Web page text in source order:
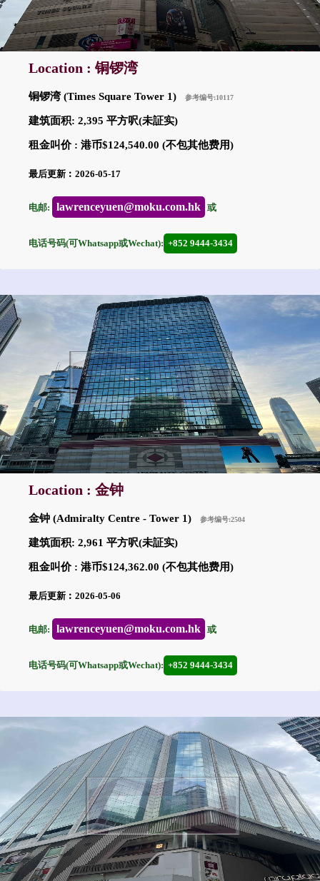
Location : 铜锣湾
铜锣湾 (Times Square Tower 1) 参考编号:10117
建筑面积: 2,395 平方呎(未証实)
租金叫价 : 港币$124,540.00 (不包其他费用)
最后更新︰2026-05-17
电邮: lawrenceyuen@moku.com.hk 或
电话号码(可Whatsapp或Wechat): +852 9444-3434
Location : 金钟
金钟 (Admiralty Centre - Tower 1) 参考编号:2504
建筑面积: 2,961 平方呎(未証实)
租金叫价 : 港币$124,362.00 (不包其他费用)
最后更新︰2026-05-06
电邮: lawrenceyuen@moku.com.hk 或
电话号码(可Whatsapp或Wechat): +852 9444-3434